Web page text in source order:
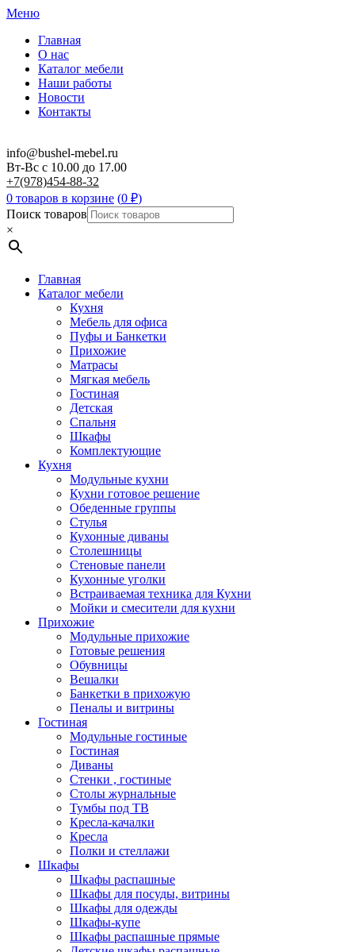
Меню
Главная
О нас
Каталог мебели
Наши работы
Новости
Контакты
info@bushel-mebel.ru
Вт-Вс c 10.00 до 17.00
+7(978)454-88-32
0 товаров в корзине (0 ₽)
Поиск товаров
×
Главная
Каталог мебели
Кухня
Мебель для офиса
Пуфы и Банкетки
Прихожие
Матрасы
Мягкая мебель
Гостиная
Детская
Спальня
Шкафы
Комплектующие
Кухня
Модульные кухни
Кухни готовое решение
Обеденные группы
Стулья
Кухонные диваны
Столешницы
Стеновые панели
Кухонные уголки
Встраиваемая техника для Кухни
Мойки и смесители для кухни
Прихожие
Модульные прихожие
Готовые решения
Обувницы
Вешалки
Банкетки в прихожую
Пеналы и витрины
Гостиная
Модульные гостиные
Гостиная
Диваны
Стенки , гостиные
Столы журнальные
Тумбы под ТВ
Кресла-качалки
Кресла
Полки и стеллажи
Шкафы
Шкафы распашные
Шкафы для посуды, витрины
Шкафы для одежды
Шкафы-купе
Шкафы распашные прямые